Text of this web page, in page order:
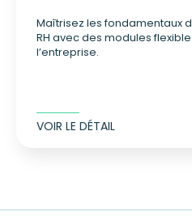
Maîtrisez les fondamentaux
RH avec des modules
l’entreprise.
VOIR LE DÉTAIL